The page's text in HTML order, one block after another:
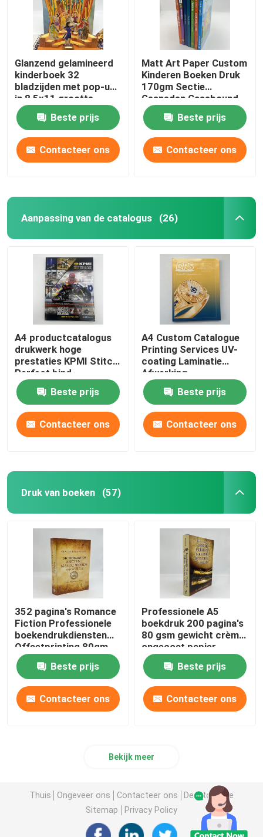
Glanzend gelamineerd
kinderboek 32
bladzijden met pop-ups
in 8,5x11 grootte
Beste prijs
Contacteer ons
Matt Art Paper Custom
Kinderen Boeken Druk
170gm Sectie
Gesneden Casebound
Beste prijs
Contacteer ons
Aanpassing van de catalogus (26)
A4 productcatalogus
drukwerk hoge
prestaties KPMI Stitch
Perfect bind
Beste prijs
Contacteer ons
A4 Custom Catalogue
Printing Services UV-
coating Laminatie
Afwerking
Beste prijs
Contacteer ons
Druk van boeken (57)
352 pagina's Romance
Fiction Professionele
boekendrukdiensten
Offsetprinting 80gm
Beste prijs
Contacteer ons
Professionele A5
boekdruk 200 pagina's
80 gsm gewicht crème
ongecoat papier
Beste prijs
Contacteer ons
Bekijk meer
Thuis Ongeveer ons Contacteer ons
Desktop Site
Sitemap
Privacy Policy